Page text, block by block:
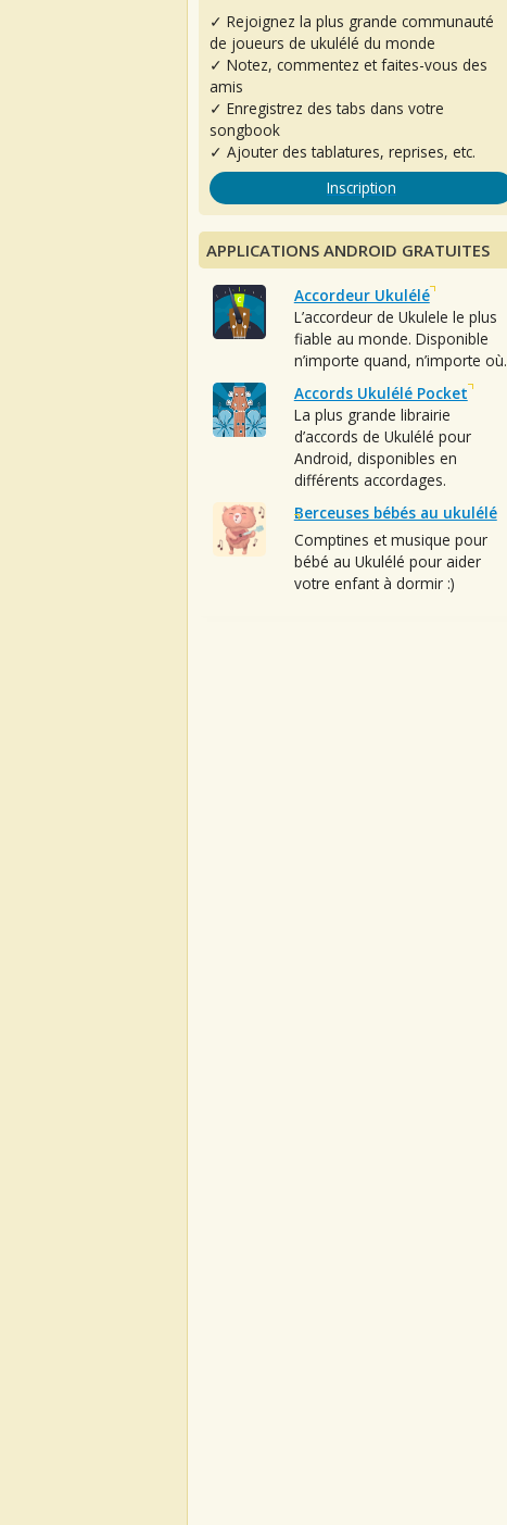
✓ Rejoignez la plus grande communauté
de joueurs de ukulélé du monde
✓ Notez, commentez et faites-vous des
amis
✓ Enregistrez des tabs dans votre
songbook
✓ Ajouter des tablatures, reprises, etc.
Inscription
APPLICATIONS ANDROID GRATUITES
Accordeur Ukulélé
L’accordeur de Ukulele le plus
fiable au monde. Disponible
n’importe quand, n’importe où.
Accords Ukulélé Pocket
La plus grande librairie
d’accords de Ukulélé pour
Android, disponibles en
différents accordages.
Berceuses bébés au ukulélé
Comptines et musique pour
bébé au Ukulélé pour aider
votre enfant à dormir :)